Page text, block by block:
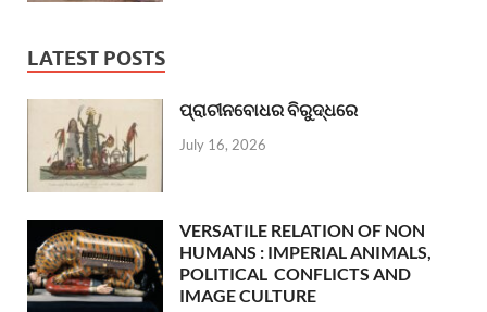
LATEST POSTS
ପ୍ରାଚୀନବୋଧର ବିରୁଦ୍ଧରେ
July 16, 2026
VERSATILE RELATION OF NON
HUMANS : IMPERIAL ANIMALS,
POLITICAL CONFLICTS AND
IMAGE CULTURE